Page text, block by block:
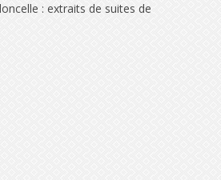
: extraits de suites de